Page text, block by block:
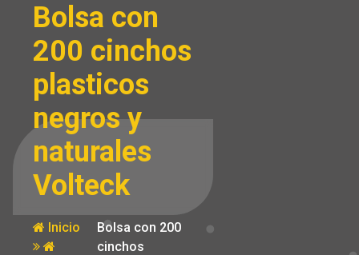
Bolsa con
200 cinchos
plasticos
negros y
naturales
Volteck
Inicio
Bolsa con 200
cinchos